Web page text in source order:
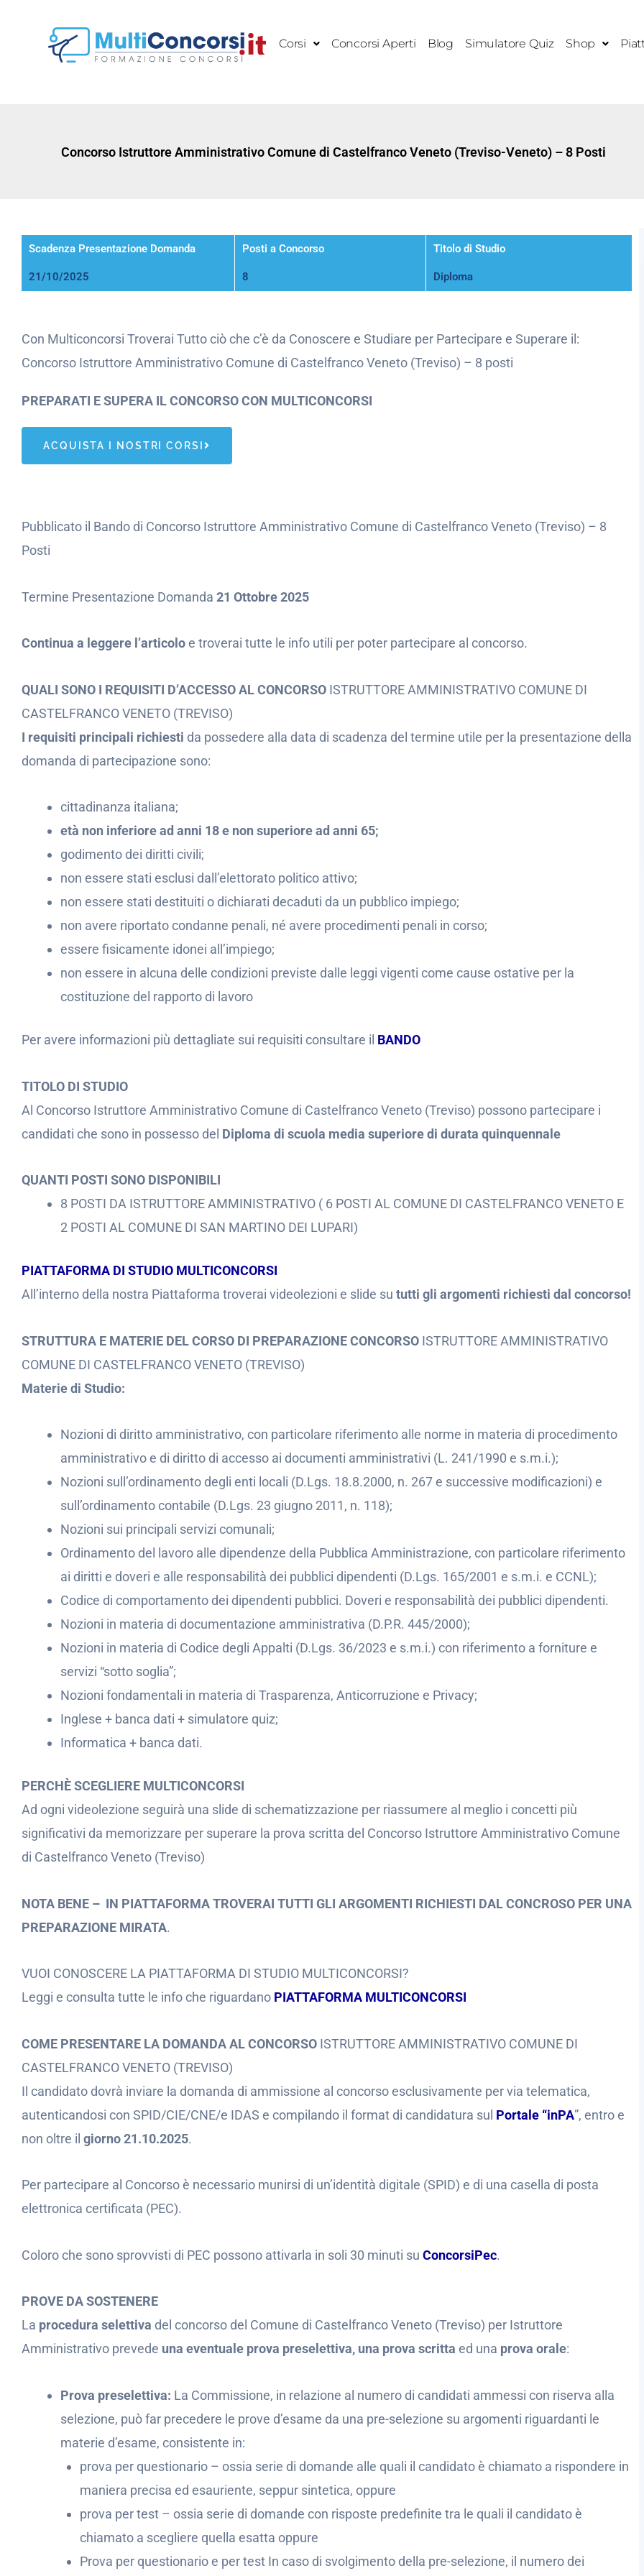
contenuto
Corsi Concorsi Aperti Blog Simulatore Quiz Shop
Concorso Istruttore Amministrativo Comune di Castelfranco Veneto (Treviso-Veneto) – 8 Posti
Scadenza Presentazione Domanda
21/10/2025
Posti a Concorso
8
Titolo di Studio
Diploma
Con Multiconcorsi Troverai Tutto ciò che c’è da Conoscere e Studiare per Partecipare e Superare il:
Concorso Istruttore Amministrativo Comune di Castelfranco Veneto (Treviso) – 8 posti
PREPARATI E SUPERA IL CONCORSO CON MULTICONCORSI
ACQUISTA I NOSTRI CORSI
Pubblicato il Bando di Concorso Istruttore Amministrativo Comune di Castelfranco Veneto (Treviso) – 8
Posti
Termine Presentazione Domanda 21 Ottobre 2025
Continua a leggere l’articoloe troverai tutte le info utili per poter partecipare al concorso.
QUALI SONO I REQUISITI D’ACCESSO AL CONCORSO ISTRUTTORE AMMINISTRATIVO COMUNE DI
CASTELFRANCO VENETO (TREVISO)
I requisiti principali richiesti da possedere alla data di scadenza del termine utile per la presentazione della
domanda di partecipazione sono:
cittadinanza italiana;
età non inferiore ad anni 18e non superiore ad anni 65;
godimento dei diritti civili;
non essere stati esclusi dall’elettorato politico attivo;
non essere stati destituiti o dichiarati decaduti da un pubblico impiego;
non avere riportato condanne penali, né avere procedimenti penali in corso;
essere fisicamente idonei all’impiego;
non essere in alcuna delle condizioni previste dalle leggi vigenti come cause ostative per la
costituzione del rapporto di lavoro
Per avere informazioni più dettagliate sui requisiti consultare il BANDO
TITOLO DI STUDIO
Al Concorso Istruttore Amministrativo Comune di Castelfranco Veneto (Treviso) possono partecipare i
candidati che sono in possesso del Diploma di scuola media superiore di durata quinquennale
QUANTI POSTI SONO DISPONIBILI
8 POSTI DA ISTRUTTORE AMMINISTRATIVO ( 6 POSTI AL COMUNE DI CASTELFRANCO VENETO E
2 POSTI AL COMUNE DI SAN MARTINO DEI LUPARI)
PIATTAFORMA DI STUDIO MULTICONCORSI
All’interno della nostra Piattaforma troverai videolezioni e slide su tutti gli argomenti richiesti dal concorso!
STRUTTURA E MATERIE DEL CORSO DI PREPARAZIONE CONCORSO ISTRUTTORE AMMINISTRATIVO
COMUNE DI CASTELFRANCO VENETO (TREVISO)
Materie di Studio:
Nozioni di diritto amministrativo, con particolare riferimento alle norme in materia di procedimento
amministrativo e di diritto di accesso ai documenti amministrativi (L. 241/1990 e s.m.i.);
Nozioni sull’ordinamento degli enti locali (D.Lgs. 18.8.2000, n. 267 e successive modificazioni) e
sull’ordinamento contabile (D.Lgs. 23 giugno 2011, n. 118);
Nozioni sui principali servizi comunali;
Ordinamento del lavoro alle dipendenze della Pubblica Amministrazione, con particolare riferimento
ai diritti e doveri e alle responsabilità dei pubblici dipendenti (D.Lgs. 165/2001 e s.m.i. e CCNL);
Codice di comportamento dei dipendenti pubblici. Doveri e responsabilità dei pubblici dipendenti.
Nozioni in materia di documentazione amministrativa (D.P.R. 445/2000);
Nozioni in materia di Codice degli Appalti (D.Lgs. 36/2023 e s.m.i.) con riferimento a forniture e
servizi “sotto soglia”;
Nozioni fondamentali in materia di Trasparenza, Anticorruzione e Privacy;
Inglese + banca dati + simulatore quiz;
Informatica + banca dati.
PERCHÈ SCEGLIERE MULTICONCORSI
Ad ogni videolezione seguirà una slide di schematizzazione per riassumere al meglio i concetti più
significativi da memorizzare per superare la prova scritta del Concorso Istruttore Amministrativo Comune
di Castelfranco Veneto (Treviso)
NOTA BENE – IN PIATTAFORMA TROVERAI TUTTI GLI ARGOMENTI RICHIESTI DAL CONCROSO PER UNA
PREPARAZIONE MIRATA.
VUOI CONOSCERE LA PIATTAFORMA DI STUDIO MULTICONCORSI?
Leggi e consulta tutte le info che riguardano PIATTAFORMA MULTICONCORSI
COME PRESENTARE LA DOMANDA AL CONCORSO ISTRUTTORE AMMINISTRATIVO COMUNE DI
CASTELFRANCO VENETO (TREVISO)
Il candidato dovrà inviare la domanda di ammissione al concorso esclusivamente per via telematica,
autenticandosi con SPID/CIE/CNE/e IDAS e compilando il format di candidatura sul Portale “inPA”, entro e
non oltre il giorno 21.10.2025.
Per partecipare al Concorso è necessario munirsi di un’identità digitale (SPID) e di una casella di posta
elettronica certificata (PEC).
Coloro che sono sprovvisti di PEC possono attivarla in soli 30 minuti su ConcorsiPec.
PROVE DA SOSTENERE
La procedura selettiva del concorso del Comune di Castelfranco Veneto (Treviso) per Istruttore
Amministrativo prevede una eventuale prova preselettiva, una prova scritta ed una prova orale:
Prova preselettiva: La Commissione, in relazione al numero di candidati ammessi con riserva alla
selezione, può far precedere le prove d’esame da una pre-selezione su argomenti riguardanti le
materie d’esame, consistente in:
prova per questionario – ossia serie di domande alle quali il candidato è chiamato a rispondere in
maniera precisa ed esauriente, seppur sintetica, oppure
prova per test – ossia serie di domande con risposte predefinite tra le quali il candidato è
chiamato a scegliere quella esatta oppure
Prova per questionario e per test In caso di svolgimento della pre-selezione, il numero dei